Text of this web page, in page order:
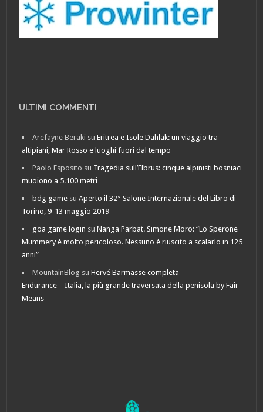
ULTIMI COMMENTI
Arefayne Beraki suEritrea e Isole Dahlak: un viaggio tra
altipiani, Mar Rosso e luoghi fuori dal tempo
Paolo Esposito su Tragedia sull’Elbrus: cinque alpinisti bosniaci
muoiono a 5.100 metri
bdg game suAperto il 32° Salone Internazionale del Libro di
Torino, 9-13 maggio 2019
goa game login suNanga Parbat. Simone Moro: “Lo Sperone
Mummery è molto pericoloso. Nessuno è riuscito a scalarlo in 125
anni”
MountainBlog suHervé Barmasse completa
Endurance – Italia, la più grande traversata della penisola by Fair
Means